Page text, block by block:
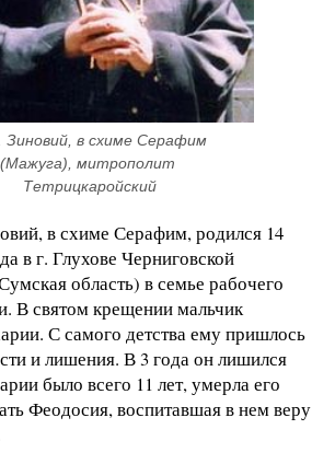
Зиновий, в схиме Серафим
(Мажуга), митрополит
Тетрицкаройский
в схиме Серафим, родился 14
в г. Глухове Черниговской
область) в семье рабочего
В святом крещении мальчик
С самого детства ему пришлось
и лишения. В 3 года он лишился
было всего 11 лет, умерла его
Феодосия, воспитавшая в нем веру